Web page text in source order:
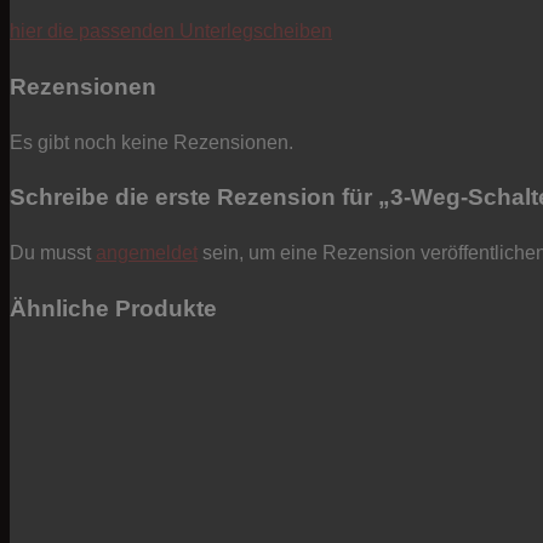
hier die passenden Unterlegscheiben
Rezensionen
Es gibt noch keine Rezensionen.
Schreibe die erste Rezension für „3-Weg-
Du musst angemeldet sein, um eine Rezension
Ähnliche Produkte